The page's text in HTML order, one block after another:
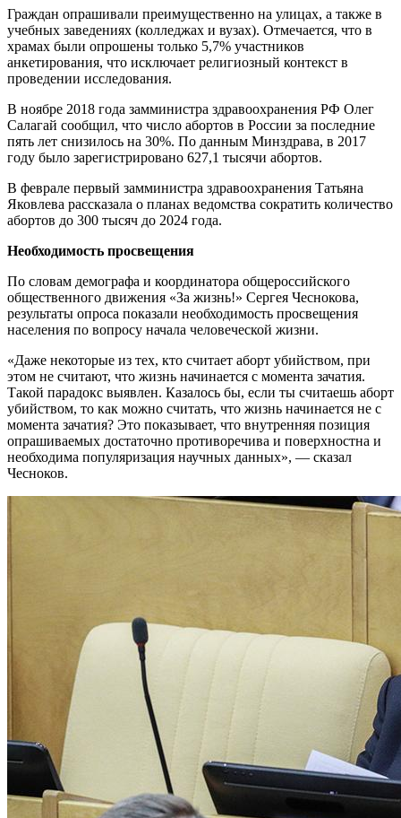
Граждан опрашивали преимущественно на улицах, а также в
учебных заведениях (колледжах и вузах). Отмечается, что в
храмах были опрошены только 5,7% участников
анкетирования, что исключает религиозный контекст в
проведении исследования.
В ноябре 2018 года замминистра здравоохранения РФ Олег
Салагай сообщил, что число абортов в России за последние
пять лет снизилось на 30%. По данным Минздрава, в 2017
году было зарегистрировано 627,1 тысячи абортов.
В феврале первый замминистра здравоохранения Татьяна
Яковлева рассказала о планах ведомства сократить количество
абортов до 300 тысяч до 2024 года.
Необходимость просвещения
По словам демографа и координатора общероссийского
общественного движения «За жизнь!» Сергея Чеснокова,
результаты опроса показали необходимость просвещения
населения по вопросу начала человеческой жизни.
«Даже некоторые из тех, кто считает аборт убийством, при
этом не считают, что жизнь начинается с момента зачатия.
Такой парадокс выявлен. Казалось бы, если ты считаешь аборт
убийством, то как можно считать, что жизнь начинается не с
момента зачатия? Это показывает, что внутренняя позиция
опрашиваемых достаточно противоречива и поверхностна и
необходима популяризация научных данных», — сказал
Чесноков.